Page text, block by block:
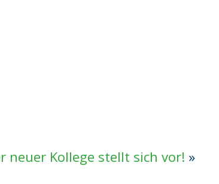
neuer Kollege stellt sich vor! »